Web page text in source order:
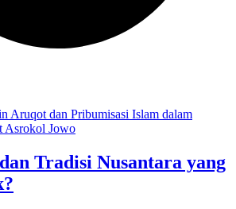
Tradisi Nusantara yang